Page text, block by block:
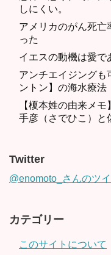
しにくい。
アメリカのがん死亡
った
イエスの動機は愛で
アンチエイジングも
ントン】の海水療法
【榎本姓の由来メ
手彦（さでひこ）と
Twitter
@enomoto_さんのツ
カテゴリー
このサイトについて